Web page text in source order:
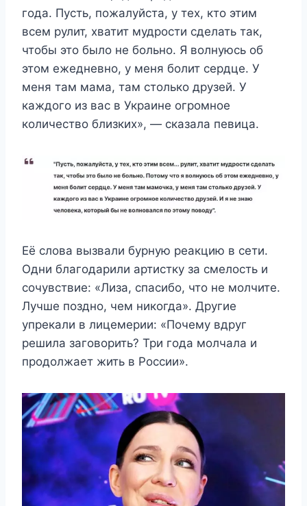
года. Пусть, пожалуйста, у тех, кто этим
всем рулит, хватит мудрости сделать так,
чтобы это было не больно. Я волнуюсь об
этом ежедневно, у меня болит сердце. У
меня там мама, там столько друзей. У
каждого из вас в Украине огромное
количество близких», — сказала певица.
Её слова вызвали бурную реакцию в сети.
Одни благодарили артистку за смелость и
сочувствие: «Лиза, спасибо, что не молчите.
Лучше поздно, чем никогда». Другие
упрекали в лицемерии: «Почему вдруг
решила заговорить? Три года молчала и
продолжает жить в России».